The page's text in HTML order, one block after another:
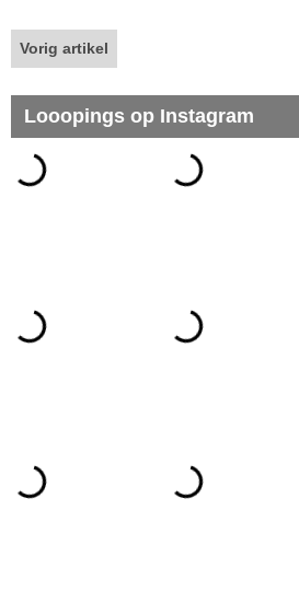
Vorig artikel
Looopings op Instagram